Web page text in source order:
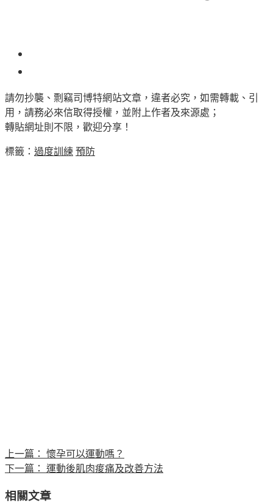
請勿抄襲、剽竊司博特網站文章，違者必究，如需轉載、引
用，請務必來信取得授權，並附上作者及來源處；
轉貼網址則不限，歡迎分享！
標籤： 過度訓練 預防
上一篇：
懷孕可以運動嗎？
下一篇：
運動後肌肉痠痛及改善方法
相關文章